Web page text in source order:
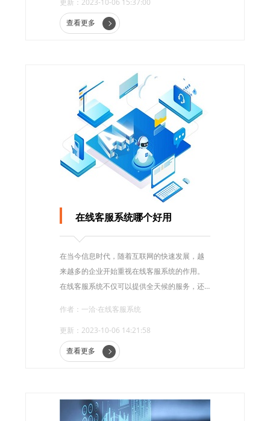
来了巨大的变革和便利。
更新：2023-10-06 15:37:00
查看更多
在线客服系统哪个好用
在当今信息时代，随着互联网的快速发展，越
来越多的企业开始重视在线客服系统的作用。
在线客服系统不仅可以提供全天候的服务，还
升。
作者：一洽·在线客服系统
更新：2023-10-06 14:21:58
查看更多